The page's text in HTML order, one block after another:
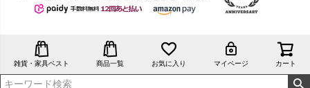
雑貨・家具ベスト 商品一覧 お気に入り マイページ カート